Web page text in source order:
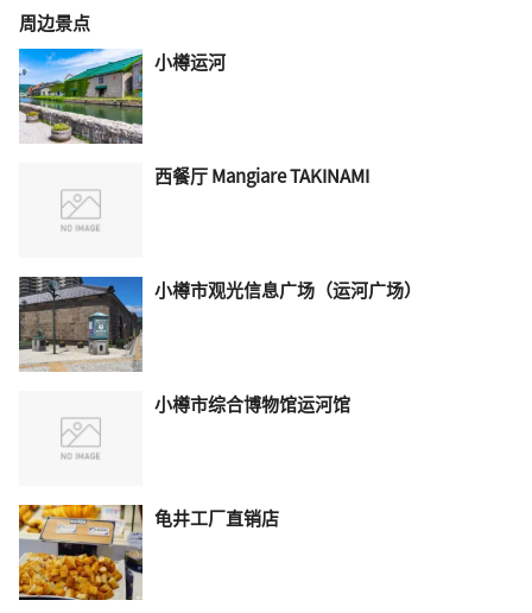
周边景点
小樽运河
西餐厅 Mangiare TAKINAMI
小樽市观光信息广场（运河广场）
小樽市综合博物馆运河馆
龟井工厂直销店